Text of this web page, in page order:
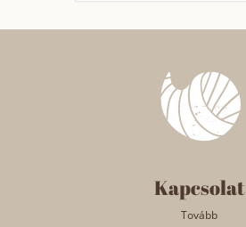
Kapcsolat
Tovább